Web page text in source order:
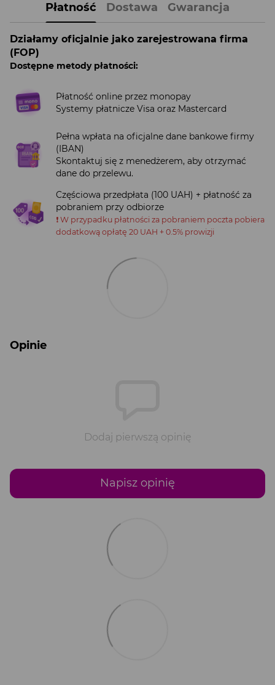
Płatność Dostawa Gwarancja
Działamy oficjalnie jako zarejestrowana firma
(FOP)
Dostępne metody płatności:
Płatność online przez monopay
Systemy płatnicze Visa oraz Mastercard
Pełna wpłata na oficjalne dane bankowe firmy
(IBAN)
Skontaktuj się z menedżerem, aby otrzymać
dane do przelewu.
Częściowa przedpłata (100 UAH) + płatność za
pobraniem przy odbiorze
❗️ W przypadku płatności za pobraniem poczta pobiera
dodatkową opłatę 20 UAH + 0.5% prowizji
Opinie
Dodaj pierwszą opinię
Napisz opinię